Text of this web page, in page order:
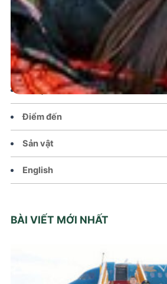
Tin tức – Sự kiện
Chính sách
Văn hoá – Đời sống
Lễ hội
Điểm đến
Sản vật
English
BÀI VIẾT MỚI NHẤT